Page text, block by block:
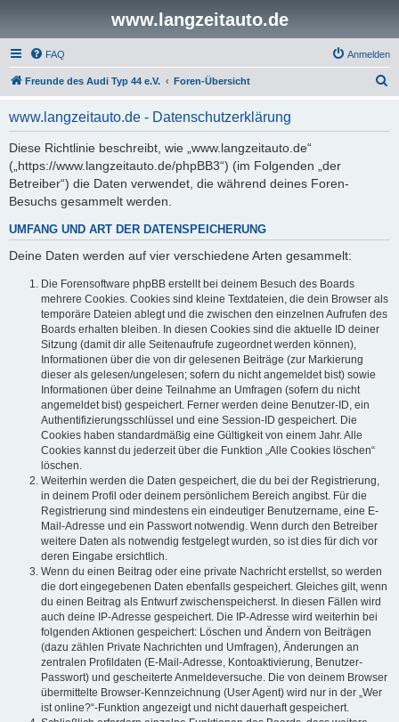
www.langzeitauto.de
FAQ Anmelden
Freunde des Audi Typ 44 e.V. Foren-Übersicht
www.langzeitauto.de - Datenschutzerklärung
Diese Richtlinie beschreibt, wie „www.langzeitauto.de“
(„https://www.langzeitauto.de/phpBB3“) (im Folgenden „der
Betreiber“) die Daten verwendet, die während deines Foren-
Besuchs gesammelt werden.
UMFANG UND ART DER DATENSPEICHERUNG
Deine Daten werden auf vier verschiedene Arten gesammelt:
Die Forensoftware phpBB erstellt bei deinem Besuch des Boards
mehrere Cookies. Cookies sind kleine Textdateien, die dein Browser als
temporäre Dateien ablegt und die zwischen den einzelnen Aufrufen des
Boards erhalten bleiben. In diesen Cookies sind die aktuelle ID deiner
Sitzung (damit dir alle Seitenaufrufe zugeordnet werden können),
Informationen über die von dir gelesenen Beiträge (zur Markierung
dieser als gelesen/ungelesen; sofern du nicht angemeldet bist) sowie
Informationen über deine Teilnahme an Umfragen (sofern du nicht
angemeldet bist) gespeichert. Ferner werden deine Benutzer-ID, ein
Authentifizierungsschlüssel und eine Session-ID gespeichert. Die
Cookies haben standardmäßig eine Gültigkeit von einem Jahr. Alle
Cookies kannst du jederzeit über die Funktion „Alle Cookies löschen“
löschen.
Weiterhin werden die Daten gespeichert, die du bei der Registrierung,
in deinem Profil oder deinem persönlichem Bereich angibst. Für die
Registrierung sind mindestens ein eindeutiger Benutzername, eine E-
Mail-Adresse und ein Passwort notwendig. Wenn durch den Betreiber
weitere Daten als notwendig festgelegt wurden, so ist dies für dich vor
deren Eingabe ersichtlich.
Wenn du einen Beitrag oder eine private Nachricht erstellst, so werden
die dort eingegebenen Daten ebenfalls gespeichert. Gleiches gilt, wenn
du einen Beitrag als Entwurf zwischenspeicherst. In diesen Fällen wird
auch deine IP-Adresse gespeichert. Die IP-Adresse wird weiterhin bei
folgenden Aktionen gespeichert: Löschen und Ändern von Beiträgen
(dazu zählen Private Nachrichten und Umfragen), Änderungen an
zentralen Profildaten (E-Mail-Adresse, Kontoaktivierung, Benutzer-
Passwort) und gescheiterte Anmeldeversuche. Die von deinem Browser
übermittelte Browser-Kennzeichnung (User Agent) wird nur in der „Wer
ist online?“-Funktion angezeigt und nicht dauerhaft gespeichert.